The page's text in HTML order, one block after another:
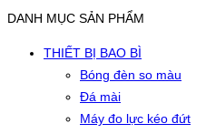
DANH MỤC SẢN PHẨM
THIẾT BỊ BAO BÌ
Bóng đèn so màu
Đá mài
Máy đo lực kéo đứt